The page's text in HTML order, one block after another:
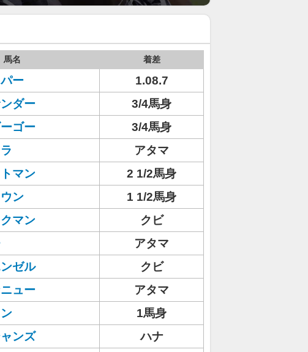
馬名 着差
ー
1.08.7
ダー
3/4馬身
ゴー
3/4馬身
アタマ
マン
2 1/2馬身
ン
1 1/2馬身
マン
クビ
アタマ
ゼル
クビ
ュー
アタマ
1馬身
ンズ
ハナ